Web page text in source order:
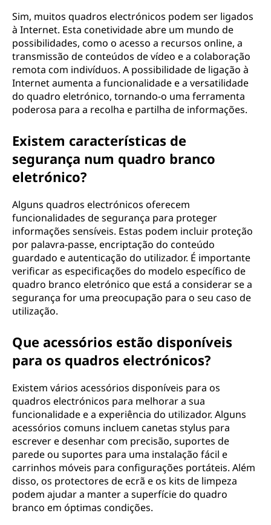
Sim, muitos quadros electrónicos podem ser ligados
à Internet. Esta conetividade abre um mundo de
possibilidades, como o acesso a recursos online, a
transmissão de conteúdos de vídeo e a colaboração
remota com indivíduos. A possibilidade de ligação à
Internet aumenta a funcionalidade e a versatilidade
do quadro eletrónico, tornando-o uma ferramenta
poderosa para a recolha e partilha de informações.
Existem características de
segurança num quadro branco
eletrónico?
Alguns quadros electrónicos oferecem
funcionalidades de segurança para proteger
informações sensíveis. Estas podem incluir proteção
por palavra-passe, encriptação do conteúdo
guardado e autenticação do utilizador. É importante
verificar as especificações do modelo específico de
quadro branco eletrónico que está a considerar se a
segurança for uma preocupação para o seu caso de
utilização.
Que acessórios estão disponíveis
para os quadros electrónicos?
Existem vários acessórios disponíveis para os
quadros electrónicos para melhorar a sua
funcionalidade e a experiência do utilizador. Alguns
acessórios comuns incluem canetas stylus para
escrever e desenhar com precisão, suportes de
parede ou suportes para uma instalação fácil e
carrinhos móveis para configurações portáteis. Além
disso, os protectores de ecrã e os kits de limpeza
podem ajudar a manter a superfície do quadro
branco em óptimas condições.